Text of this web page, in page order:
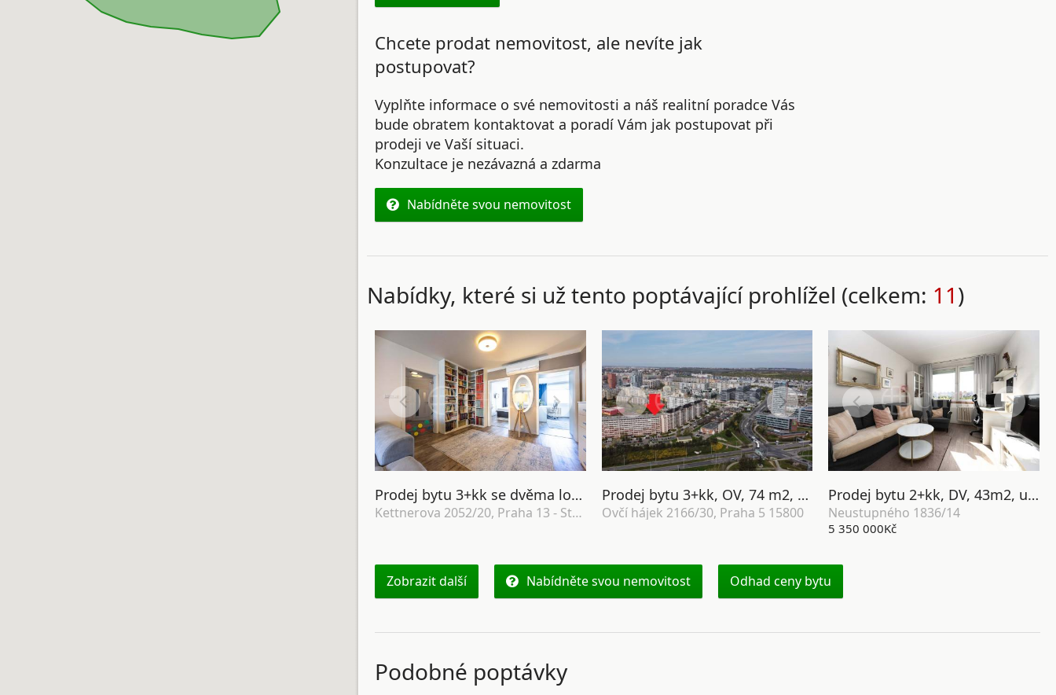
Chcete prodat nemovitost, ale nevíte jak
postupovat?
Vyplňte informace o své nemovitosti a náš realitní poradce Vás
bude obratem kontaktovat a poradí Vám jak postupovat při
prodeji ve Vaší situaci.
Konzultace je nezávazná a zdarma
Nabídněte svou nemovitost
Nabídky, které si už tento poptávající prohlížel (celkem: 11)
Prodej bytu 3+kk se dvěma lodžiemi a sklepem, DV, 102m, ul. Kettnerova 2052/20, Praha 13 - Stodůlky
Kettnerova 2052/20, Praha 13 - Stodůlky
Prodej bytu 3+kk, OV, 74 m2, ul. Ovčí hájek 2166/30, Praha 5 - Stodůlky.
Ovčí hájek 2166/30, Praha 5 15800
Prodej bytu 2+kk, DV, 43m2, ul. Neustupného 1836/14, Praha 5 - Luka
Neustupného 1836/14
5 350 000Kč
Zobrazit další Nabídněte svou nemovitost Odhad ceny bytu
Podobné poptávky